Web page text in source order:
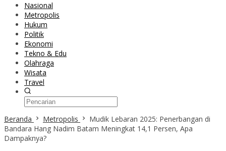
Nasional
Metropolis
Hukum
Politik
Ekonomi
Tekno & Edu
Olahraga
Wisata
Travel
Beranda Metropolis
Mudik Lebaran 2025: Penerbangan di
Bandara Hang Nadim Batam Meningkat 14,1 Persen, Apa
Dampaknya?